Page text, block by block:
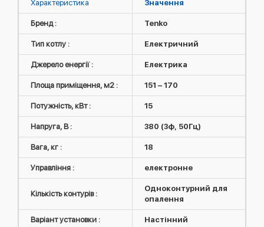
Характеристика Значення
Бренд : Tenko
Тип котлу : Електричний
Джерело енергії : Електрика
Площа приміщення, м2 : 151 – 170
Потужність, кВт : 15
Напруга, В : 380 (3ф, 50Гц)
Вага, кг : 18
Управління : електронне
Кількість контурів :
Одноконтурний для
опалення
Варіант установки : Настінний